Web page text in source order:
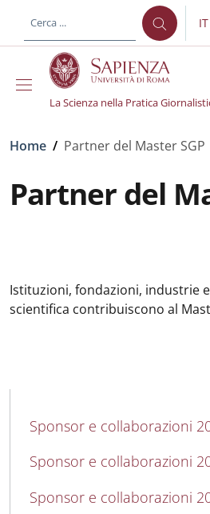
al contenuto principale
IT
La Scienza nella Pratica
Briciole di pane
Home / Partner del Master SGP
Partner del
Istituzioni, fondazioni, industrie
scientifica contribuiscono al
MAIN NAVIGATION
Sponsor e collaborazioni
Sponsor e collaborazioni
Sponsor e collaborazioni